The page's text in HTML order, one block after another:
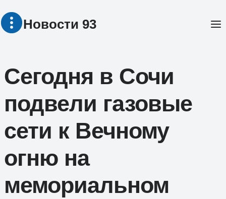
Перейти
Новости 93
Сегодня в Сочи
подвели газовые
сети к Вечному
огню на
мемориальном